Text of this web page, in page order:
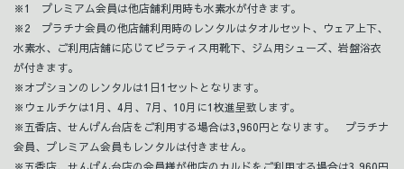
※1 プレミアム会員は他店舗利用時も水素水が付きます。
※2 プラチナ会員の他店舗利用時のレンタルはタオルセット、ウェア上下、
水素水、ご利用店舗に応じてピラティス用靴下、ジム用シューズ、岩盤浴衣
が付きます。
※オプションのレンタルは1日1セットとなります。
※ウェルチケは1月、4月、7月、10月に1枚進呈致します。
※五香店、せんげん台店をご利用する場合は3,960円となります。 プラチナ
会員、プレミアム会員もレンタルは付きません。
※五香店、せんげん台店の会員様が他店のカルドをご利用する場合は3,960円